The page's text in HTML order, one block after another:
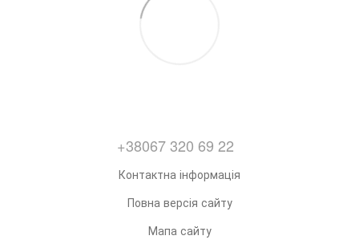
+38067 320 69 22
Контактна інформація
Повна версія сайту
Мапа сайту